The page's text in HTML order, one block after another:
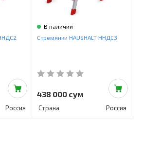
Россия
В наличии
Стремянки HAUSHALT ННДС3
438 000 сум
Страна Россия